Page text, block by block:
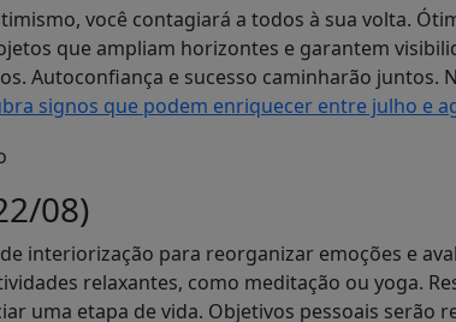
você contagiará a todos à sua volta.
que ampliam horizontes e garantem
Autoconfiança e sucesso caminharão juntos.
signos que podem enriquecer entre julho e
08)
interiorização para reorganizar emoções e
relaxantes, como meditação ou yoga.
uma etapa de vida. Objetivos pessoais serão